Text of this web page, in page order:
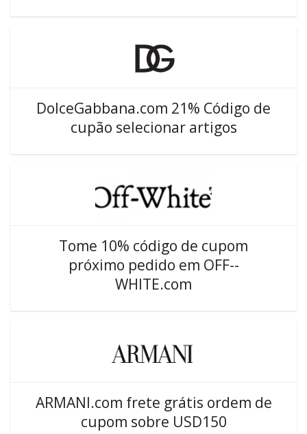
DolceGabbana.com 21% Código de
cupão selecionar artigos
Tome 10% código de cupom
próximo pedido em OFF--
WHITE.com
ARMANI.com frete grátis ordem de
cupom sobre USD150